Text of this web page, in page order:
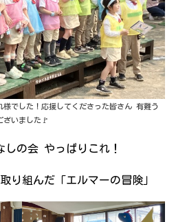
でした！応援してくださった皆さん 有難う
ざいました🚩
の会 やっぱりこれ！
り組んだ「エルマーの冒険」